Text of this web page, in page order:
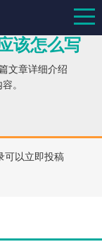
该怎么写
文章详细介绍
。
可以立即投稿